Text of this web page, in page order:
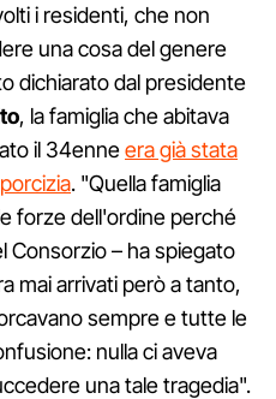
i residenti, che non
una cosa del genere
dichiarato dal presidente
, la famiglia che abitava
il 34enneera già stata
. "Quella famiglia
forze dell'ordine perché
Consorzio – ha spiegato
mai arrivati però a tanto,
sempre e tutte le
nulla ci aveva
una tale tragedia".